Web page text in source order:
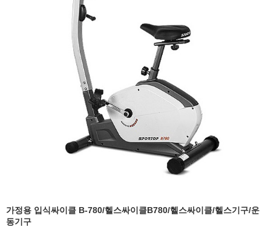
가정용 입식싸이클 B-780/헬스싸이클B780/헬스싸이클/헬스기구/운
동기구